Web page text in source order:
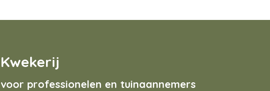
Kwekerij
voor professionelen en tuinaannemers